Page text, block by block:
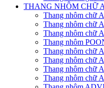
THANG NHÔM CHỮ A
Thang nhôm chữ
Thang nhôm chữ
Thang nhôm chữ
Thang nhôm
Thang nhôm chữ
Thang nhôm chữ
Thang nhôm chữ
Thang nhôm chữ